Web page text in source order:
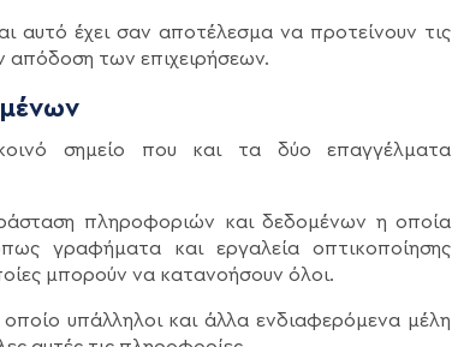
αυτό έχει σαν αποτέλεσμα να προτείνουν τις
απόδοση των επιχειρήσεων.
σημείο που και τα δύο επαγγέλματα
πληροφοριών και δεδομένων η οποία
γραφήματα και εργαλεία οπτικοποίησης
μπορούν να κατανοήσουν όλοι.
υπάλληλοι και άλλα ενδιαφερόμενα μέλη